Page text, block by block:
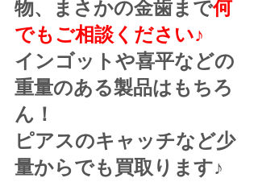
物、まさかの金歯まで何
でもご相談ください♪
インゴットや喜平などの
重量のある製品はもちろ
ん！
ピアスのキャッチなど少
量からでも買取ります♪